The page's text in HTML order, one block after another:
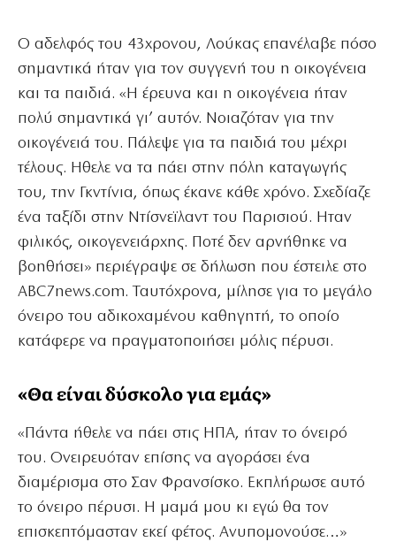
Ο αδελφός του 43χρονου, Λούκας επανέλαβε πόσο
σημαντικά ήταν για τον συγγενή του η οικογένεια
και τα παιδιά. «Η έρευνα και η οικογένεια ήταν
πολύ σημαντικά γι’ αυτόν. Νοιαζόταν για την
οικογένειά του. Πάλεψε για τα παιδιά του μέχρι
τέλους. Ηθελε να τα πάει στην πόλη καταγωγής
του, την Γκντίνια, όπως έκανε κάθε χρόνο. Σχεδίαζε
ένα ταξίδι στην Ντίσνεϊλαντ του Παρισιού. Ηταν
φιλικός, οικογενειάρχης. Ποτέ δεν αρνήθηκε να
βοηθήσει» περιέγραψε σε δήλωση που έστειλε στο
ABC7news.com. Ταυτόχρονα, μίλησε για το μεγάλο
όνειρο του αδικοχαμένου καθηγητή, το οποίο
κατάφερε να πραγματοποιήσει μόλις πέρυσι.
«Θα είναι δύσκολο για εμάς»
«Πάντα ήθελε να πάει στις ΗΠΑ, ήταν το όνειρό
του. Ονειρευόταν επίσης να αγοράσει ένα
διαμέρισμα στο Σαν Φρανσίσκο. Εκπλήρωσε αυτό
το όνειρο πέρυσι. Η μαμά μου κι εγώ θα τον
επισκεπτόμασταν εκεί φέτος. Ανυπομονούσε…»